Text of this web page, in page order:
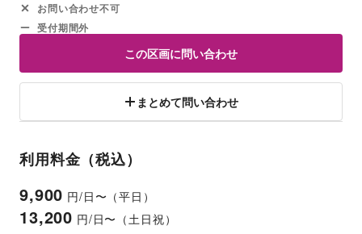
お問い合わせ不可
受付期間外
この区画に問い合わせ
まとめて問い合わせ
利用料金（税込）
9,900 円/日〜（平日）
13,200 円/日〜（土日祝）